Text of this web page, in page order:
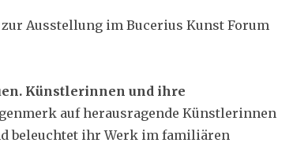
Ausstellung im Bucerius Kunst Forum
Künstlerinnen und ihre
auf herausragende Künstlerinnen
beleuchtet ihr Werk im familiären